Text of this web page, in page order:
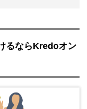
るならKredoオン